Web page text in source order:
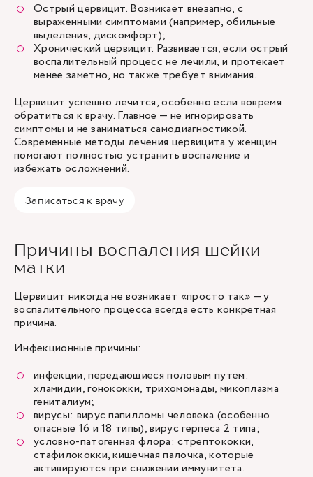
Острый цервицит. Возникает внезапно, с
выраженными симптомами (например, обильные
выделения, дискомфорт);
Хронический цервицит. Развивается, если острый
воспалительный процесс не лечили, и протекает
менее заметно, но также требует внимания.
Цервицит успешно лечится, особенно если вовремя
обратиться к врачу. Главное — не игнорировать
симптомы и не заниматься самодиагностикой.
Современные методы лечения цервицита у женщин
помогают полностью устранить воспаление и
избежать осложнений.
Записаться к врачу
Причины воспаления шейки
матки
Цервицит никогда не возникает «просто так» — у
воспалительного процесса всегда есть конкретная
причина.
Инфекционные причины:
инфекции, передающиеся половым путем:
хламидии, гонококки, трихомонады, микоплазма
гениталиум;
вирусы: вирус папилломы человека (особенно
опасные 16 и 18 типы), вирус герпеса 2 типа;
условно-патогенная флора: стрептококки,
стафилококки, кишечная палочка, которые
активируются при снижении иммунитета.